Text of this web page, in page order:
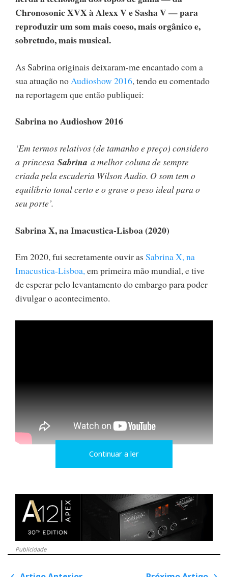
Chronosonic XVX à Alexx V e Sasha V — para
reproduzir um som mais coeso, mais orgânico e,
sobretudo, mais musical.
As Sabrina originais deixaram-me encantado com a
sua atuação no Audioshow 2016, tendo eu comentado
na reportagem que então publiquei:
Sabrina no Audioshow 2016
‘Em termos relativos (de tamanho e preço) considero
a princesa Sabrina a melhor coluna de sempre
criada pela escuderia Wilson Audio. O som tem o
equilíbrio tonal certo e o grave o peso ideal para o
seu porte’.
Sabrina X, na Imacustica-Lisboa (2020)
Em 2020, fui secretamente ouvir as Sabrina X, na
Imacustica-Lisboa,em primeira mão mundial, e tive
de esperar pelo levantamento do embargo para poder
divulgar o acontecimento.
Sabrina V na Imacustica-Lisboa (2025)
Continuar a ler
Publicidade